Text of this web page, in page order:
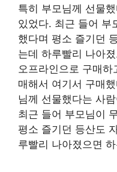
특히 부모님께 선물
있었다. 최근 들어 부
했다며 평소 즐기던
는데 하루빨리 나아
오프라인으로 구매
매해서 여기서 구매
님께 선물했다는 사
최근 들어 부모님이
평소 즐기던 등산도
루빨리 나아졌으면